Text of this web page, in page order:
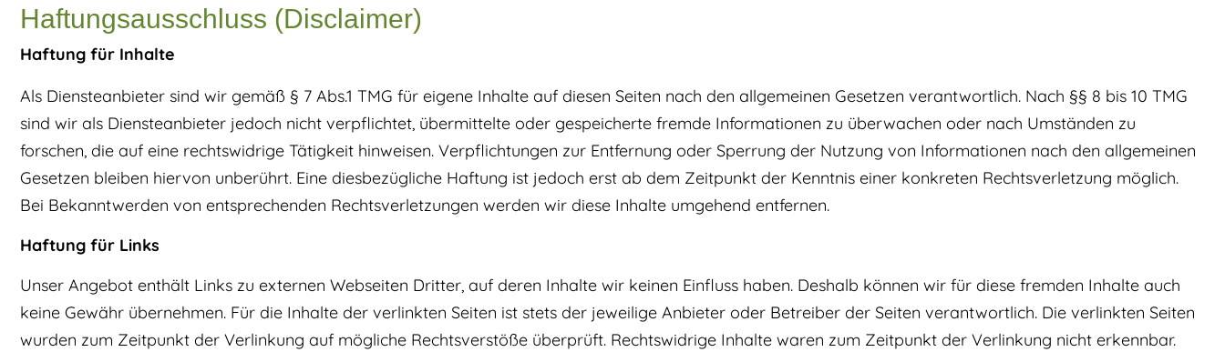
Haftungsausschluss (Disclaimer)
Haftung für Inhalte
Als Diensteanbieter sind wir gemäß § 7 Abs.1 TMG für eigene Inhalte auf diesen Seiten nach den allgemeinen Gesetzen verantwortlich. Nach §§ 8 bis 10 TMG
sind wir als Diensteanbieter jedoch nicht verpflichtet, übermittelte oder gespeicherte fremde Informationen zu überwachen oder nach Umständen zu
forschen, die auf eine rechtswidrige Tätigkeit hinweisen. Verpflichtungen zur Entfernung oder Sperrung der Nutzung von Informationen nach den allgemeinen
Gesetzen bleiben hiervon unberührt. Eine diesbezügliche Haftung ist jedoch erst ab dem Zeitpunkt der Kenntnis einer konkreten Rechtsverletzung möglich.
Bei Bekanntwerden von entsprechenden Rechtsverletzungen werden wir diese Inhalte umgehend entfernen.
Haftung für Links
Unser Angebot enthält Links zu externen Webseiten Dritter, auf deren Inhalte wir keinen Einfluss haben. Deshalb können wir für diese fremden Inhalte auch
keine Gewähr übernehmen. Für die Inhalte der verlinkten Seiten ist stets der jeweilige Anbieter oder Betreiber der Seiten verantwortlich. Die verlinkten Seiten
wurden zum Zeitpunkt der Verlinkung auf mögliche Rechtsverstöße überprüft. Rechtswidrige Inhalte waren zum Zeitpunkt der Verlinkung nicht erkennbar.